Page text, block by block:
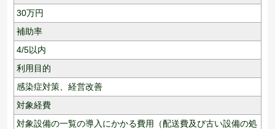
30万円
補助率
4/5以内
利用目的
感染症対策、 経営改善
対象経費
対象設備の一覧の導入にかかる費用（配送費及び古い設備の処